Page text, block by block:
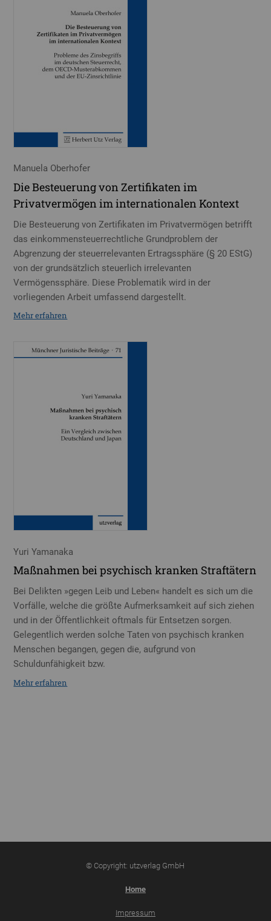
Manuela Oberhofer
Die Besteuerung von Zertifikaten im
Privatvermögen im internationalen Kontext
Die Besteuerung von Zertifikaten im Privatvermögen betrifft
das einkommensteuerrechtliche Grundproblem der
Abgrenzung der steuerrelevanten Ertragssphäre (§ 20 EStG)
von der grundsätzlich steuerlich irrelevanten
Vermögenssphäre. Diese Problematik wird in der
vorliegenden Arbeit umfassend dargestellt.
Mehr erfahren
Yuri Yamanaka
Maßnahmen bei psychisch kranken Straftätern
Bei Delikten »gegen Leib und Leben« handelt es sich um die
Vorfälle, welche die größte Aufmerksamkeit auf sich ziehen
und in der Öffentlichkeit oftmals für Entsetzen sorgen.
Gelegentlich werden solche Taten von psychisch kranken
Menschen begangen, gegen die, aufgrund von
Schuldunfähigkeit bzw.
Mehr erfahren
© Copyright: utzverlag GmbH
Home
Impressum